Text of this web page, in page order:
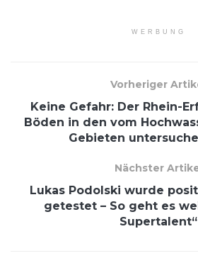
WERBUNG
Vorheriger
Keine Gefahr: Der Rhein-
Böden in den vom
Gebieten
Nächster
Lukas Podolski wurde
getestet – So geht es
Supertalent“